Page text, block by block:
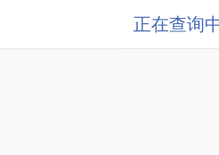
正在查询